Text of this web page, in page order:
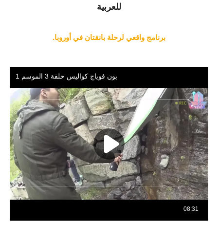
للعربية
برنامج واقعي لرحلة بانقتان في أوروبا.